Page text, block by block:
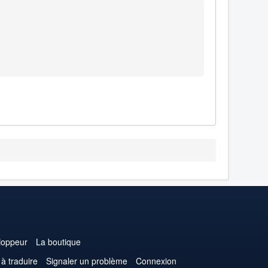
La boutique
traduire Signaler un problème Connexion